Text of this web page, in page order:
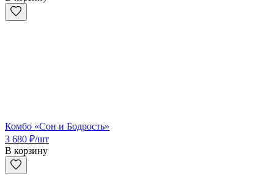
Комбо «Сон и Бодрость»
3 680 ₽/шт
В корзину